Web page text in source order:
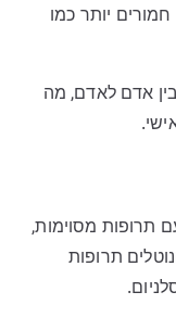
יותר כמו
אדם לאדם, מה
תרופות מסוימות,
תרופות